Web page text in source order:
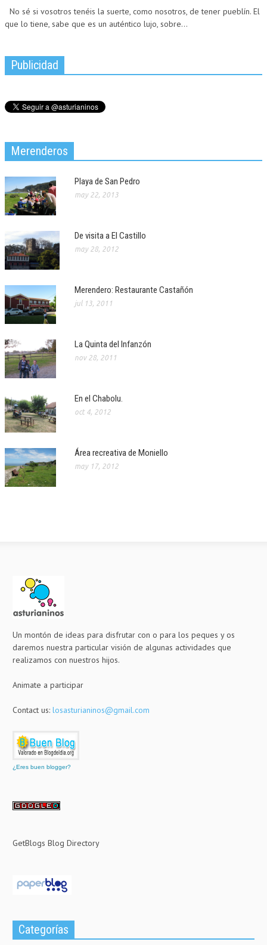
No sé si vosotros tenéis la suerte, como nosotros, de tener pueblín. El
que lo tiene, sabe que es un auténtico lujo, sobre...
Publicidad
Merenderos
Playa de San Pedro
may 22, 2013
De visita a El Castillo
may 28, 2012
Merendero: Restaurante Castañón
jul 13, 2011
La Quinta del Infanzón
nov 28, 2011
En el Chabolu.
oct 4, 2012
Área recreativa de Moniello
may 17, 2012
Un montón de ideas para disfrutar con o para los peques y os
daremos nuestra particular visión de algunas actividades que
realizamos con nuestros hijos.
Animate a participar
Contact us: losasturianinos@gmail.com
¿Eres buen blogger?
GetBlogs Blog Directory
Categorías